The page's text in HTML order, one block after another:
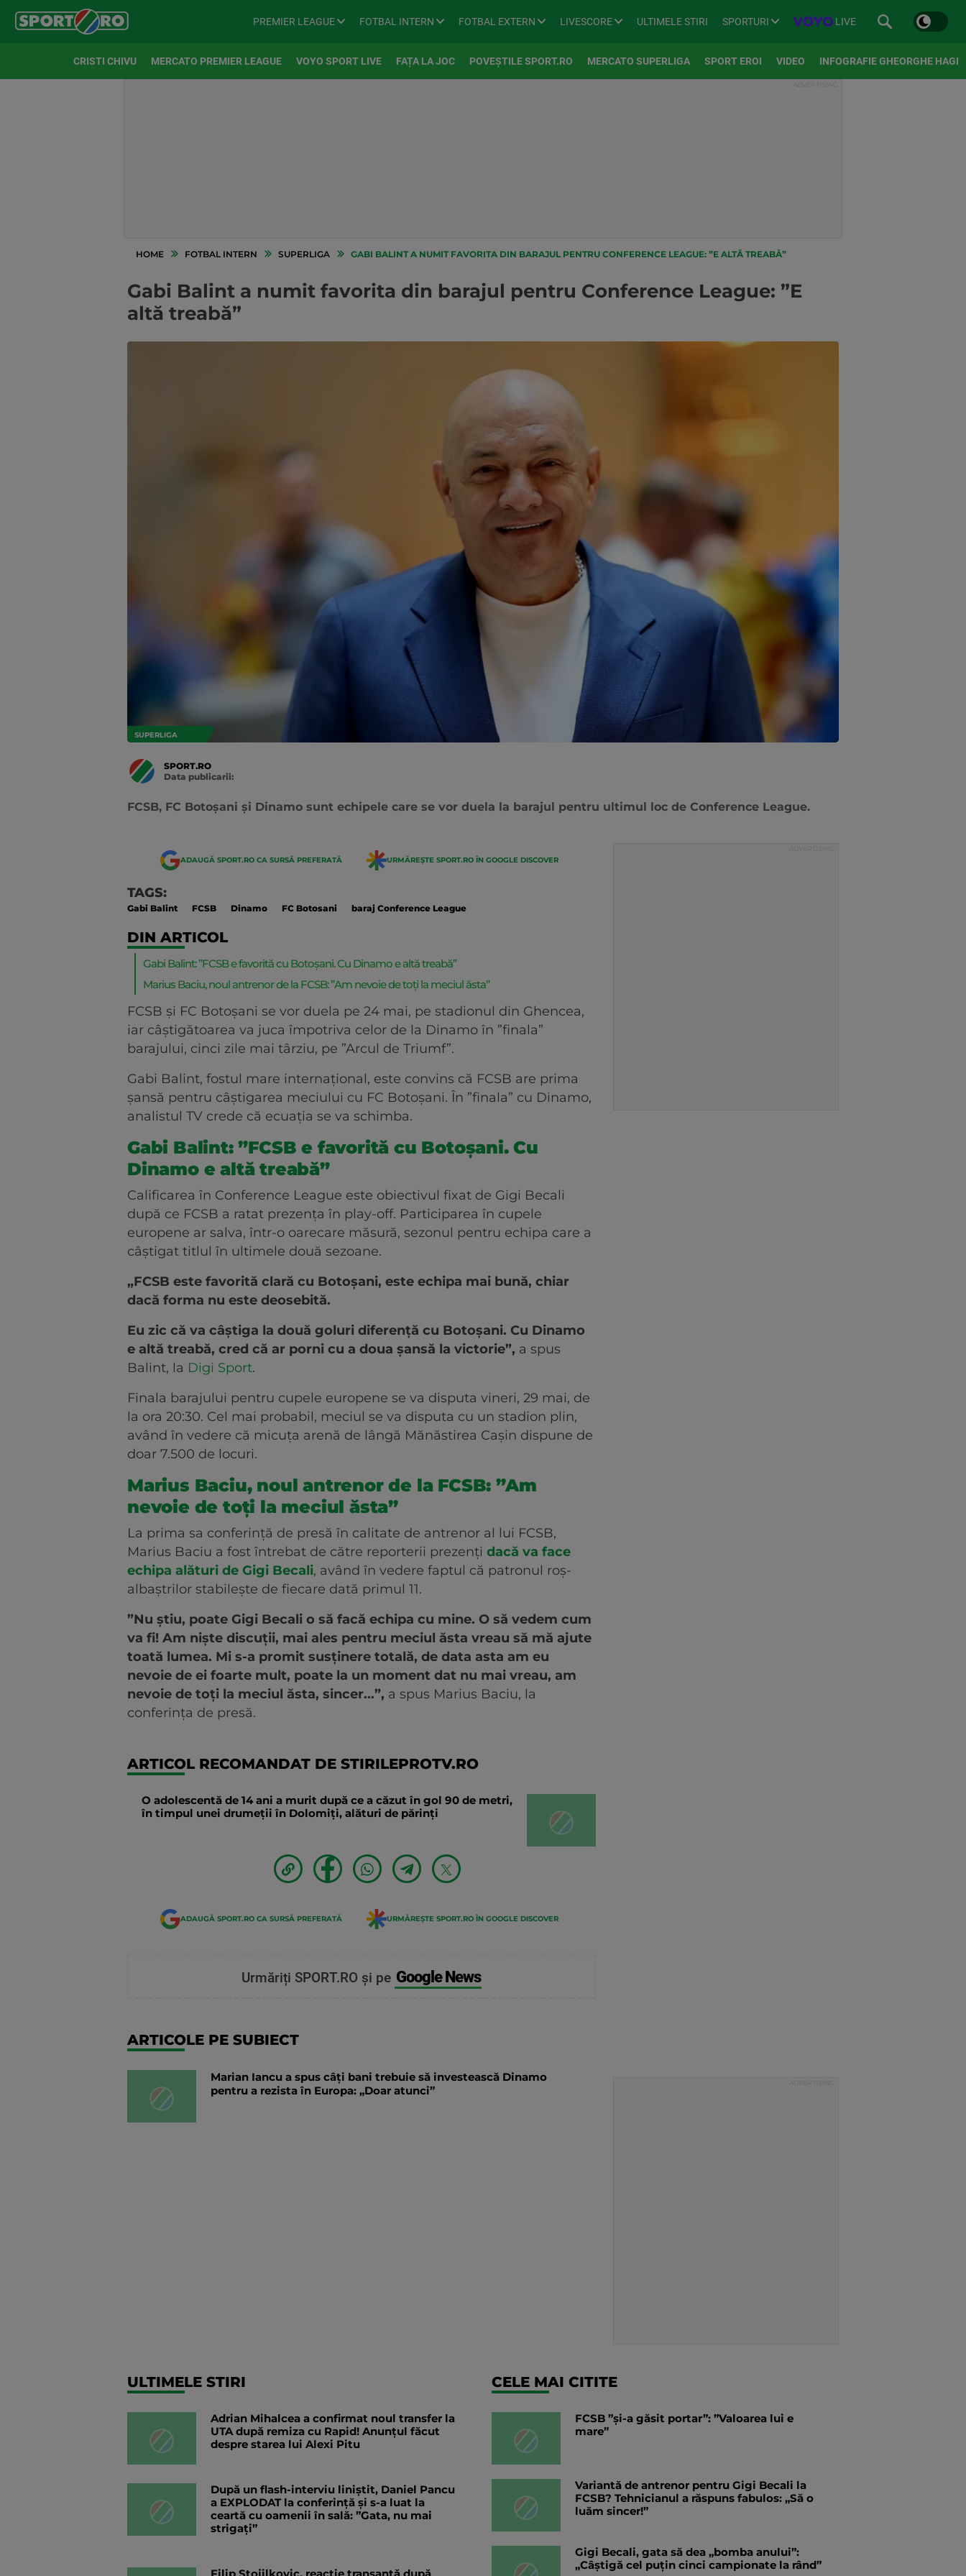
PREMIER LEAGUE FOTBAL INTERN FOTBAL EXTERN LIVESCORE ULTIMELE STIRI SPORTURI LIVE
CRISTI CHIVU MERCATO PREMIER LEAGUE VOYO SPORT LIVE FAȚA LA JOC POVEȘTILE SPORT.RO MERCATO SUPERLIGA SPORT EROI VIDEO INFOGRAFIE GHEORGHE HAGI
HOME FOTBAL INTERN SUPERLIGA GABI BALINT A NUMIT FAVORITA DIN BARAJUL PENTRU CONFERENCE LEAGUE: ”E ALTĂ TREABĂ”
Gabi Balint a numit favorita din barajul pentru Conference League: ”E
altă treabă”
SUPERLIGA
SPORT.RO
Data publicarii:
FCSB, FC Botoșani și Dinamo sunt echipele care se vor duela la barajul pentru ultimul loc de Conference League.
ADAUGĂ SPORT.RO CA SURSĂ PREFERATĂ URMĂREȘTE SPORT.RO ÎN GOOGLE DISCOVER
TAGS:
Gabi Balint FCSB Dinamo FC Botosani baraj Conference League
DIN ARTICOL
Gabi Balint: ”FCSB e favorită cu Botoșani. Cu Dinamo e altă treabă”
Marius Baciu, noul antrenor de la FCSB: ”Am nevoie de toți la meciul ăsta”
FCSB și FC Botoșani se vor duela pe 24 mai, pe stadionul din Ghencea,
iar câștigătoarea va juca împotriva celor de la Dinamo în ”finala”
barajului, cinci zile mai târziu, pe ”Arcul de Triumf”.
Gabi Balint, fostul mare internațional, este convins că FCSB are prima
șansă pentru câștigarea meciului cu FC Botoșani. În ”finala” cu Dinamo,
analistul TV crede că ecuația se va schimba.
Gabi Balint: ”FCSB e favorită cu Botoșani. Cu
Dinamo e altă treabă”
Calificarea în Conference League este obiectivul fixat de Gigi Becali
după ce FCSB a ratat prezența în play-off. Participarea în cupele
europene ar salva, într-o oarecare măsură, sezonul pentru echipa care a
câștigat titlul în ultimele două sezoane.
„FCSB este favorită clară cu Botoșani, este echipa mai bună, chiar
dacă forma nu este deosebită.
Eu zic că va câștiga la două goluri diferență cu Botoșani. Cu Dinamo
e altă treabă, cred că ar porni cu a doua șansă la victorie”, a spus
Balint, la Digi Sport.
Finala barajului pentru cupele europene se va disputa vineri, 29 mai, de
la ora 20:30. Cel mai probabil, meciul se va disputa cu un stadion plin,
având în vedere că micuța arenă de lângă Mănăstirea Cașin dispune de
doar 7.500 de locuri.
Marius Baciu, noul antrenor de la FCSB: ”Am
nevoie de toți la meciul ăsta”
La prima sa conferință de presă în calitate de antrenor al lui FCSB,
Marius Baciu a fost întrebat de către reporterii prezenți dacă va face
echipa alături de Gigi Becali, având în vedere faptul că patronul roș-
albaștrilor stabilește de fiecare dată primul 11.
”Nu știu, poate Gigi Becali o să facă echipa cu mine. O să vedem cum
va fi! Am niște discuții, mai ales pentru meciul ăsta vreau să mă ajute
toată lumea. Mi s-a promit susținere totală, de data asta am eu
nevoie de ei foarte mult, poate la un moment dat nu mai vreau, am
nevoie de toți la meciul ăsta, sincer...”, a spus Marius Baciu, la
conferința de presă.
ARTICOL RECOMANDAT DE STIRILEPROTV.RO
O adolescentă de 14 ani a murit după ce a căzut în gol 90 de metri,
în timpul unei drumeții în Dolomiți, alături de părinți
ADAUGĂ SPORT.RO CA SURSĂ PREFERATĂ URMĂREȘTE SPORT.RO ÎN GOOGLE DISCOVER
Urmăriți SPORT.RO și pe Google News
ARTICOLE PE SUBIECT
Marian Iancu a spus câți bani trebuie să investească Dinamo
pentru a rezista în Europa: „Doar atunci”
ULTIMELE STIRI
Adrian Mihalcea a confirmat noul transfer la
UTA după remiza cu Rapid! Anunțul făcut
despre starea lui Alexi Pitu
După un flash-interviu liniștit, Daniel Pancu
a EXPLODAT la conferință și s-a luat la
ceartă cu oamenii în sală: ”Gata, nu mai
strigați”
Filip Stojilkovic, reacție tranșantă după
CELE MAI CITITE
FCSB ”și-a găsit portar”: ”Valoarea lui e
mare”
Variantă de antrenor pentru Gigi Becali la
FCSB? Tehnicianul a răspuns fabulos: „Să o
luăm sincer!”
Gigi Becali, gata să dea „bomba anului”:
„Câștigă cel puțin cinci campionate la rând”